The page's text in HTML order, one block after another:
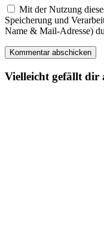
Mit der Nutzung
Speicherung und
Name & Mail-Adresse)
Vielleicht gefällt dir